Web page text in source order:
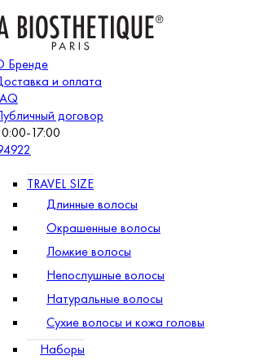
Бренде
и оплата
договор
17:00
TRAVEL SIZE
Длинные волосы
Окрашенные волосы
Ломкие волосы
Непослушные волосы
Натуральные волосы
Сухие волосы и кожа головы
Наборы